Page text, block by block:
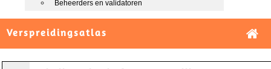
Beheerders en validatoren
Verspreidingsatlas